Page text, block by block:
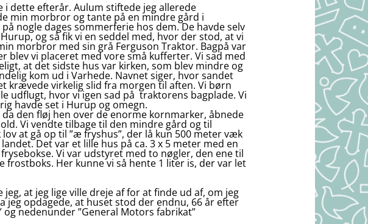
dette efterår. Aulum stiftede jeg allerede
min morbror og tante på en mindre gård i
nogle dages sommerferie hos dem. De havde selv
og så fik vi en seddel med, hvor der stod, at vi
morbror med sin grå Ferguson Traktor. Bagpå var
vi placeret med vore små kufferter. Vi sad med
at det sidste hus var kirken, som blev mindre og
kom ud i Varhede. Navnet siger, hvor sandet
krævede virkelig slid fra morgen til aften. Vi børn
udflugt, hvor vi igen sad på traktorens bagplade. Vi
havde set i Hurup og omegn.
den fløj hen over de enorme kornmarker, åbnede
Vi vendte tilbage til den mindre gård og til
at gå op til ”æ fryshus”, der lå kun 500 meter væk
Det var et lille hus på ca. 3 x 5 meter med en
Vi var udstyret med to nøgler, den ene til
Her kunne vi så hente 1 liter is, der var let
at jeg lige ville dreje af for at finde ud af, om jeg
jeg opdagede, at huset stod der endnu, 66 år efter
nedenunder ”General Motors fabrikat”